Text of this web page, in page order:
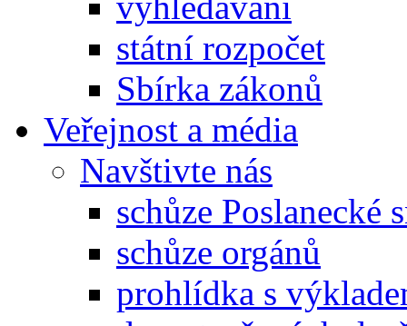
státní rozpočet
Sbírka zákonů
Veřejnost a média
Navštivte nás
schůze Poslanecké
schůze orgánů
prohlídka s